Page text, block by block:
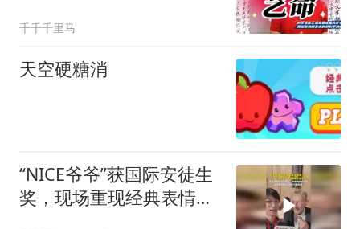
千千千里马
天空硬糖消
“NICE爷爷”获国际安徒生
奖，现场重现经典表情